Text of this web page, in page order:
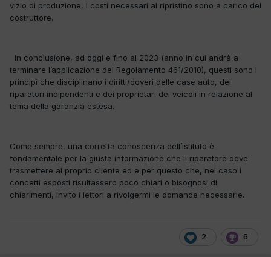
vizio di produzione, i costi necessari al ripristino sono a carico del
costruttore.
In conclusione, ad oggi e fino al 2023 (anno in cui andrà a
terminare l’applicazione del Regolamento 461/2010), questi sono i
principi che disciplinano i diritti/doveri delle case auto, dei
riparatori indipendenti e dei proprietari dei veicoli in relazione al
tema della garanzia estesa.
Come sempre, una corretta conoscenza dell’istituto è
fondamentale per la giusta informazione che il riparatore deve
trasmettere al proprio cliente ed e per questo che, nel caso i
concetti esposti risultassero poco chiari o bisognosi di
chiarimenti, invito i lettori a rivolgermi le domande necessarie.
2 6